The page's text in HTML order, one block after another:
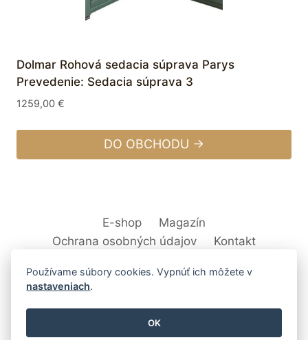
Dolmar Rohová sedacia súprava Parys
Prevedenie: Sedacia súprava 3
1259,00 €
DO OBCHODU →
E-shop
Magazín
Ochrana osobných údajov
Kontakt
© 2026 Svet Interiéru - kuchyňa, kúpeľne,
Používame súbory cookies. Vypnúť ich môžete v
nastaveniach.
OK